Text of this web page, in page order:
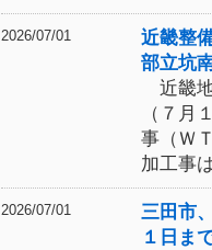
2026/07/01
近畿整
部立坑
近畿
（７月
事（Ｗ
加工事
2026/07/01
三田市
１日ま